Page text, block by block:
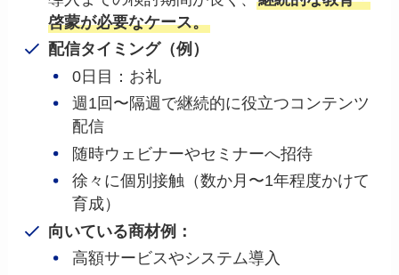
啓蒙が必要なケース。
配信タイミング（例）
0日目：お礼
週1回〜隔週で継続的に役立つコンテンツ
配信
随時ウェビナーやセミナーへ招待
徐々に個別接触（数か月〜1年程度かけて
育成）
向いている商材例：
高額サービスやシステム導入